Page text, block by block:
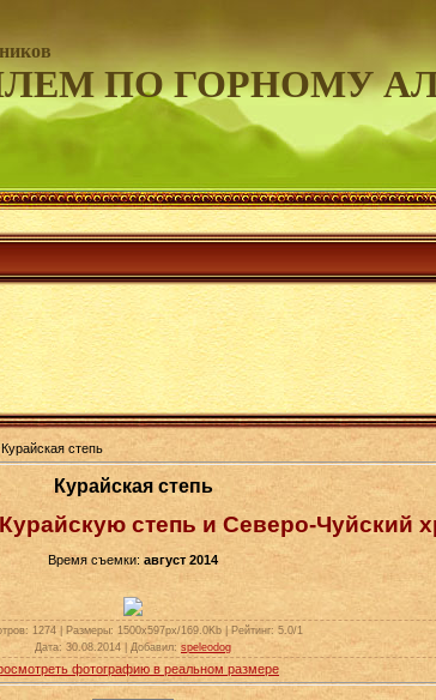
ПО ГОРНОМУ
степь
Курайская степь
степь и Северо-Чуйский
Время съемки: август 2014
: 1274 | Размеры: 1500x597px/169.0Kb | Рейтинг: 5.0/1
Дата: 30.08.2014 | Добавил: speleodog
фотографию в реальном размере